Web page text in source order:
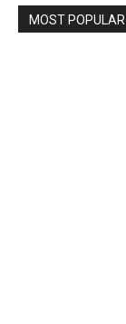
MOST POPULAR